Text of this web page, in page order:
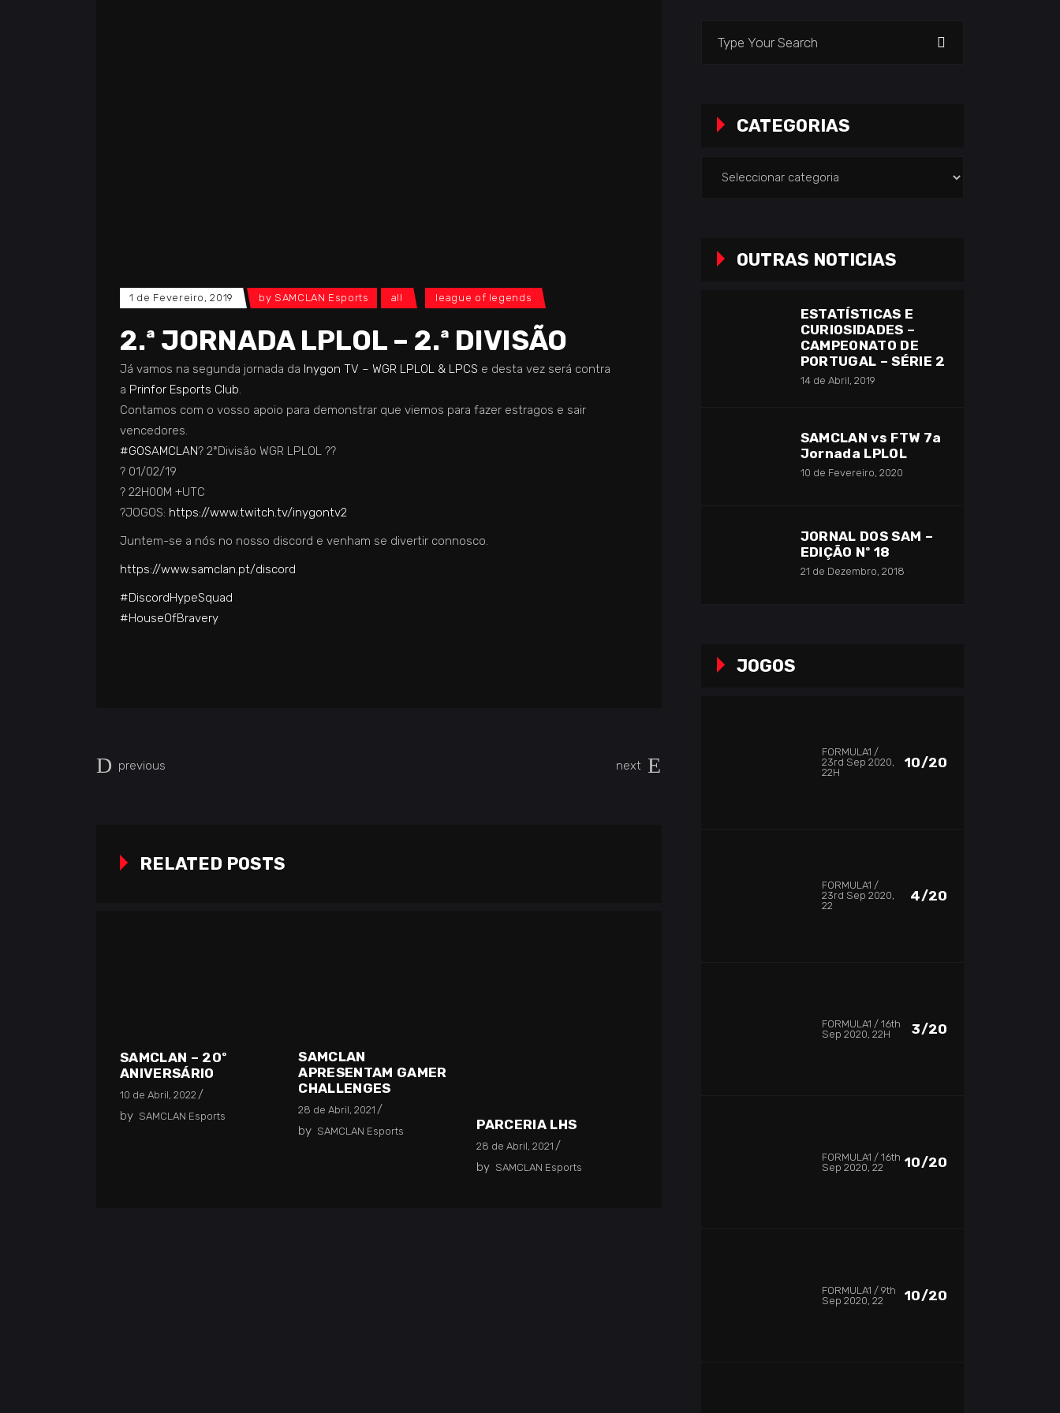
1 de Fevereiro, 2019 by SAMCLAN Esports all league of legends
2.ª JORNADA LPLOL – 2.ª DIVISÃO
Já vamos na segunda jornada da Inygon TV – WGR LPLOL & LPCS e desta vez será contra
a Prinfor Esports Club.
Contamos com o vosso apoio para demonstrar que viemos para fazer estragos e sair
vencedores.
#GOSAMCLAN? 2ªDivisão WGR LPLOL ??
? 01/02/19
? 22H00M +UTC
?JOGOS: https://www.twitch.tv/inygontv2
Juntem-se a nós no nosso discord e venham se divertir connosco.
https://www.samclan.pt/discord
#DiscordHypeSquad
#HouseOfBravery
previous next
RELATED POSTS
SAMCLAN – 20º
ANIVERSÁRIO
10 de Abril, 2022
by SAMCLAN Esports
SAMCLAN
APRESENTAM GAMER
CHALLENGES
28 de Abril, 2021
by SAMCLAN Esports PARCERIA LHS
28 de Abril, 2021
by SAMCLAN Esports
CATEGORIAS
OUTRAS NOTICIAS
ESTATÍSTICAS E
CURIOSIDADES –
CAMPEONATO DE
PORTUGAL – SÉRIE 2
14 de Abril, 2019
SAMCLAN vs FTW 7a
Jornada LPLOL
10 de Fevereiro, 2020
JORNAL DOS SAM –
EDIÇÃO Nº 18
21 de Dezembro, 2018
JOGOS
FORMULA1
23rd Sep 2020,
22H
10/20
FORMULA1
23rd Sep 2020,
22
4/20
FORMULA1
16th
Sep 2020, 22H
3/20
FORMULA1
16th
Sep 2020, 22
10/20
FORMULA1
9th
Sep 2020, 22
10/20